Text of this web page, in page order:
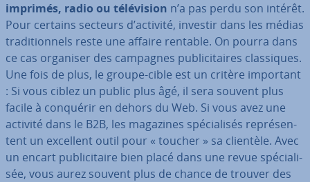
imprimés, radio ou té­lé­vi­sion n’a pas perdu son intérêt.
Pour certains secteurs d’activité, investir dans les médias
tra­di­tion­nels reste une affaire rentable. On pourra dans
ce cas organiser des campagnes pu­bli­ci­taires clas­siques.
Une fois de plus, le groupe-cible est un critère important
: Si vous ciblez un public plus âgé, il sera souvent plus
facile à conquérir en dehors du Web. Si vous avez une
activité dans le B2B, les magazines spé­cia­li­sés re­pré­sen­
tent un excellent outil pour « toucher » sa clientèle. Avec
un encart pu­bli­ci­taire bien placé dans une revue spé­cia­li­
sée, vous aurez souvent plus de chance de trouver des